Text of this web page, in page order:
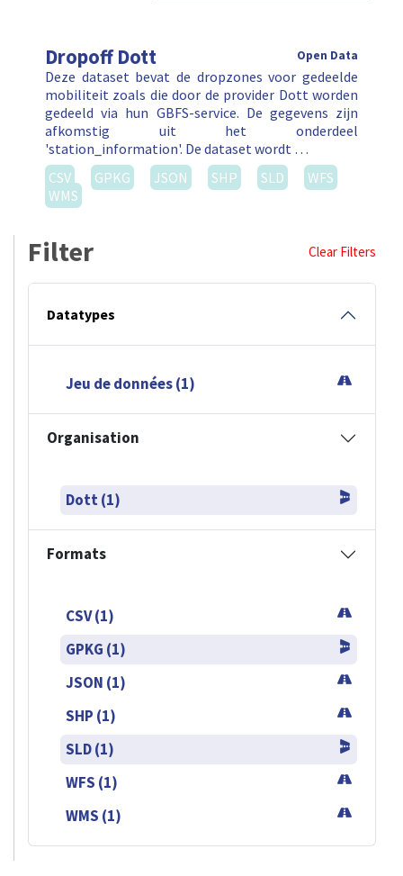
Dropoff Dott Open Data
Deze dataset bevat de dropzones voor gedeelde
mobiliteit zoals die door de provider Dott worden
gedeeld via hun GBFS-service. De gegevens zijn
afkomstig uit het onderdeel
'station_information'. De dataset wordt …
CSV
GPKG JSON SHP SLD
WFS
WMS
Filter Clear Filters
Datatypes
Jeu de données (1)
Organisation
Dott (1)
Formats
CSV (1)
GPKG (1)
JSON (1)
SHP (1)
SLD (1)
WFS (1)
WMS (1)